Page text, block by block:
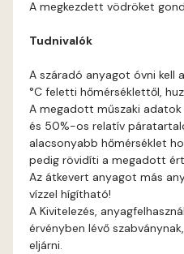
A megkezdett vödröket
Tudnivalók
A száradó anyagot óvni kell
°C feletti hőmérséklettől,
A megadott műszaki
és 50%-os relatív
alacsonyabb hőmérséklet
pedig rövidíti a megadott
Az átkevert anyagot más
vízzel hígítható!
A Kivitelezés,
érvényben lévő
eljárni.